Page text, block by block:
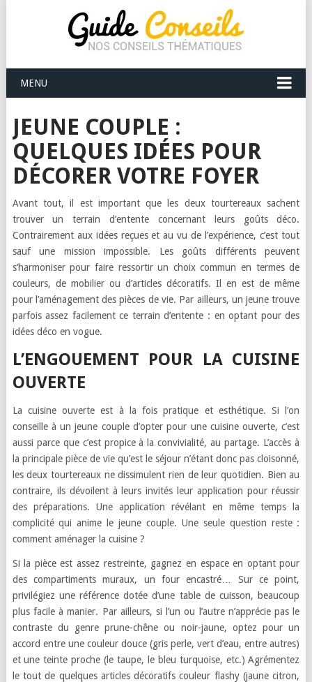
MENU
JEUNE COUPLE :
QUELQUES IDÉES POUR
DÉCORER VOTRE FOYER
Avant tout, il est important que les deux tourtereaux sachent
trouver un terrain d’entente concernant leurs goûts déco.
Contrairement aux idées reçues et au vu de l’expérience, c’est tout
sauf une mission impossible. Les goûts différents peuvent
s’harmoniser pour faire ressortir un choix commun en termes de
couleurs, de mobilier ou d’articles décoratifs. Il en est de même
pour l’aménagement des pièces de vie. Par ailleurs, un jeune trouve
parfois assez facilement ce terrain d’entente : en optant pour des
idées déco en vogue.
L’ENGOUEMENT POUR LA CUISINE
OUVERTE
La cuisine ouverte est à la fois pratique et esthétique. Si l’on
conseille à un jeune couple d’opter pour une cuisine ouverte, c’est
aussi parce que c’est propice à la convivialité, au partage. L’accès à
la principale pièce de vie qu’est le séjour n’étant donc pas cloisonné,
les deux tourtereaux ne dissimulent rien de leur quotidien. Bien au
contraire, ils dévoilent à leurs invités leur application pour réussir
des préparations. Une application révélant en même temps la
complicité qui anime le jeune couple. Une seule question reste :
comment aménager la cuisine ?
Si la pièce est assez restreinte, gagnez en espace en optant pour
des compartiments muraux, un four encastré… Sur ce point,
privilégiez une référence dotée d’une table de cuisson, beaucoup
plus facile à manier. Par ailleurs, si l’un ou l’autre n’apprécie pas le
contraste du genre prune-chêne ou noir-jaune, optez pour un
accord entre une couleur douce (gris perle, vert d’eau, entre autres)
et une teinte proche (le taupe, le bleu turquoise, etc.) Agrémentez
le tout de quelques articles décoratifs couleur flashy (jaune citron,